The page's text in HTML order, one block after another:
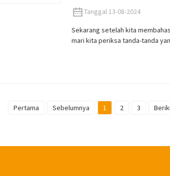
Tanggal 13-08-2024
Sekarang setelah kita
mari kita periksa tanda-tanda
Pertama Sebelumnya 1 2 3